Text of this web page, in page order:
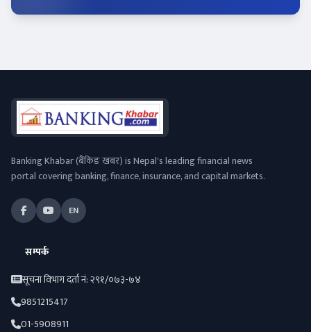
Banking Khabar (बैंकिङ खबर) is Nepal's leading financial news
portal covering banking, finance, insurance, and capital markets.
EN
सम्पर्क
सूचना विभाग दर्ता नं: २९१/०७३-७४
9851215417
01-5908911